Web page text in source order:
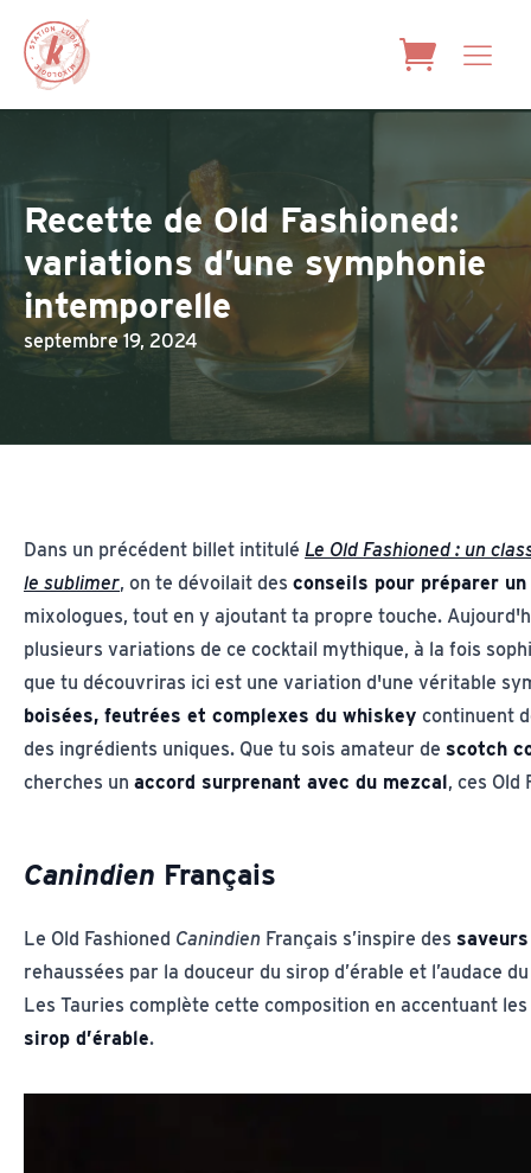
Recette de Old Fashioned:
variations d’une symphonie
intemporelle
septembre 19, 2024
Dans un précédent billet intitulé Le Old Fashioned : un
le sublimer, on te dévoilait des conseils pour préparer un
mixologues, tout en y ajoutant ta propre touche.
plusieurs variations de ce cocktail mythique, à la fois
que tu découvriras ici est une variation d'une véritable
boisées, feutrées et complexes du whiskey continuent
des ingrédients uniques. Que tu sois amateur de scotch
cherches un accord surprenant avec du mezcal, ces Old
Canindien Français
Le Old Fashioned Canindien Français s’inspire des
rehaussées par la douceur du sirop d’érable et l’audace
Les Tauries complète cette composition en accentuant les
sirop d’érable.